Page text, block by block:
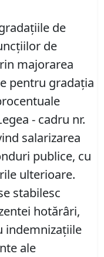
de
de
majorarea
pentru gradația
- cadru nr.
salarizarea
publice, cu
ulterioare.
stabilesc
hotărâri,
indemnizaţiile
ale